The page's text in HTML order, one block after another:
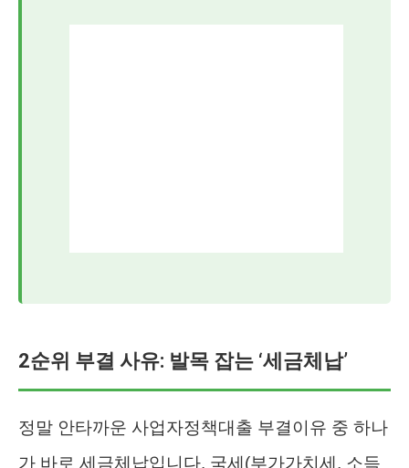
2순위 부결 사유: 발목 잡는 ‘세금체납’
정말 안타까운 사업자정책대출 부결이유 중 하나
가 바로 세금체납입니다. 국세(부가가치세, 소득